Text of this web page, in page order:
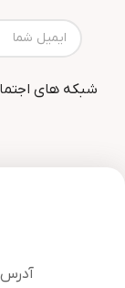
شبکه های